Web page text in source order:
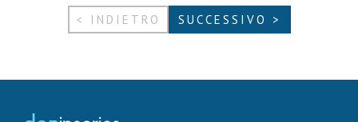
< INDIETRO SUCCESSIVO >